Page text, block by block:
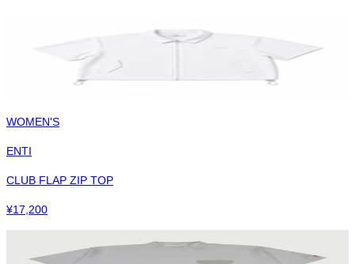
WOMEN'S
ENTI
CLUB FLAP ZIP TOP
¥17,200